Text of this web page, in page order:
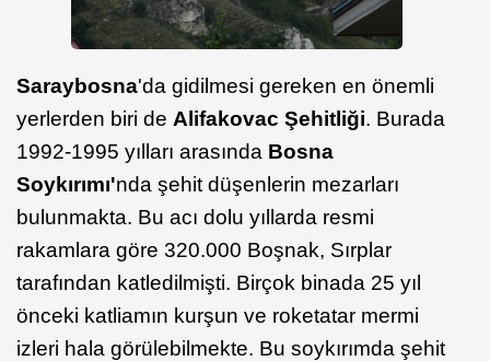
Saraybosna'da gidilmesi gereken en önemli
yerlerden biri de Alifakovac Şehitliği. Burada
1992-1995 yılları arasında Bosna
Soykırımı'nda şehit düşenlerin mezarları
bulunmakta. Bu acı dolu yıllarda resmi
rakamlara göre 320.000 Boşnak, Sırplar
tarafından katledilmişti. Birçok binada 25 yıl
önceki katliamın kurşun ve roketatar mermi
izleri hala görülebilmekte. Bu soykırımda şehit